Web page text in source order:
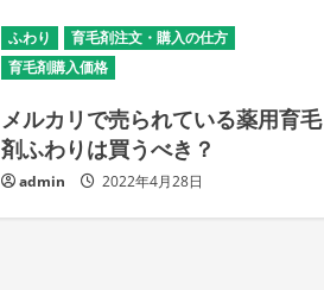
ふわり
育毛剤注文・購入の仕方
育毛剤購入価格
メルカリで売られている薬用育毛
剤ふわりは買うべき？
admin 2022年4月28日